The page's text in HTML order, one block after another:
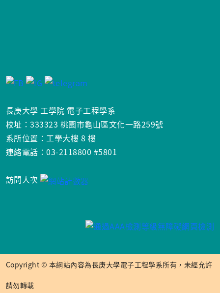
長庚大學 工學院 電子工程學系
校址：333323 桃園市龜山區文化一路259號
系所位置：工學大樓 8 樓
連絡電話：03-2118800 #5801
訪問人次
Copyright © 本網站內容為長庚大學電子工程學系所有，未經允許
請勿轉載